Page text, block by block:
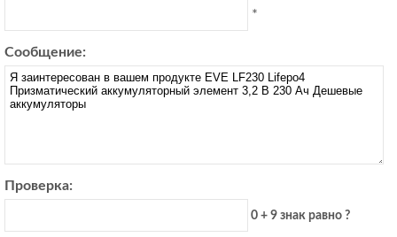
*
Сообщение:
Проверка:
0 + 9 знак равно ?